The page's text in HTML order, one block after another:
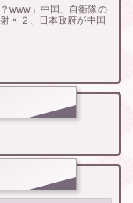
www」中国、自衛隊の
× ２、日本政府が中国